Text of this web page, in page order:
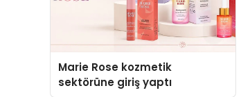
Marie Rose kozmetik
sektörüne giriş yaptı